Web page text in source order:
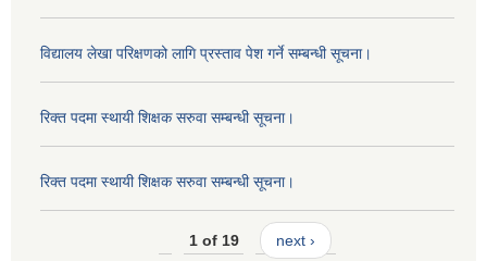
विद्यालय लेखा परिक्षणको लागि प्रस्ताव पेश गर्ने सम्बन्धी सूचना।
रिक्त पदमा स्थायी शिक्षक सरुवा सम्बन्धी सूचना।
रिक्त पदमा स्थायी शिक्षक सरुवा सम्बन्धी सूचना।
1 of 19 next ›